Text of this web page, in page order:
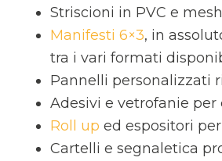
Striscioni in PVC e
Manifesti 6×3, in
tra i vari formati
Pannelli personalizzati
Adesivi e vetrofanie
Roll up ed espositori
Cartelli e segnaletica